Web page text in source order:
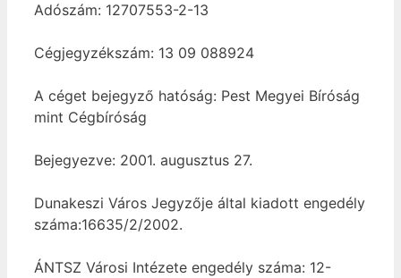
Adószám: 12707553-2-13
Cégjegyzékszám: 13 09 088924
A céget bejegyző hatóság: Pest Megyei Bíróság
mint Cégbíróság
Bejegyezve: 2001. augusztus 27.
Dunakeszi Város Jegyzője által kiadott engedély
száma:16635/2/2002.
ÁNTSZ Városi Intézete engedély száma: 12-